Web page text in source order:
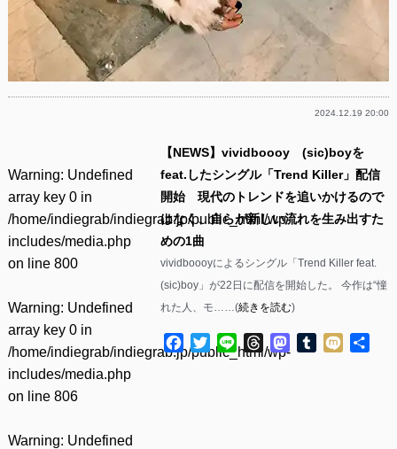
2024.12.19 20:00
Warning: Undefined
array key 0 in
/home/indiegrab/indiegrab.jp/public_html/wp-
includes/media.php
on line 800
Warning: Undefined
array key 0 in
/home/indiegrab/indiegrab.jp/public_html/wp-
includes/media.php
on line 806
Warning: Undefined
【NEWS】vividboooy (sic)boyを
feat.したシングル「Trend Killer」配信
開始 現代のトレンドを追いかけるので
はなく、自らが新しい流れを生み出すた
めの1曲
vividboooyによるシングル「Trend Killer feat.
(sic)boy」が22日に配信を開始した。 今作は“憧
れた人、モ……(続きを読む)
Facebook
TwitterLine ThreadsMastodon
Tumblr
Mixi